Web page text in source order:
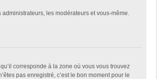
les modérateurs et vous-même.
corresponde à la zone où vous vous trouvez
pas enregistré, c’est le bon moment pour le